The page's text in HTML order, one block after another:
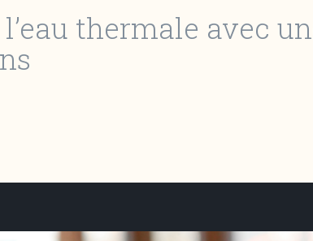
thermale avec